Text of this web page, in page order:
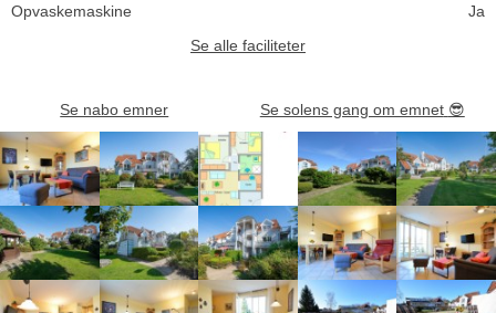
Opvaskemaskine
Ja
Se alle faciliteter
Se nabo emner Se solens gang om emnet 😎